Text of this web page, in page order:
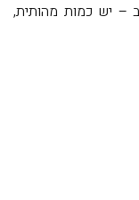
– יש כמות מהותית,